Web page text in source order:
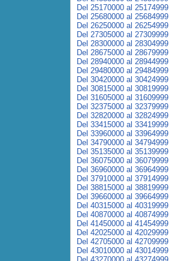
Del 25170000 al 25174999
Del 25680000 al 25684999
Del 26250000 al 26254999
Del 27305000 al 27309999
Del 28300000 al 28304999
Del 28675000 al 28679999
Del 28940000 al 28944999
Del 29480000 al 29484999
Del 30420000 al 30424999
Del 30815000 al 30819999
Del 31605000 al 31609999
Del 32375000 al 32379999
Del 32820000 al 32824999
Del 33415000 al 33419999
Del 33960000 al 33964999
Del 34790000 al 34794999
Del 35135000 al 35139999
Del 36075000 al 36079999
Del 36960000 al 36964999
Del 37910000 al 37914999
Del 38815000 al 38819999
Del 39660000 al 39664999
Del 40315000 al 40319999
Del 40870000 al 40874999
Del 41450000 al 41454999
Del 42025000 al 42029999
Del 42705000 al 42709999
Del 43010000 al 43014999